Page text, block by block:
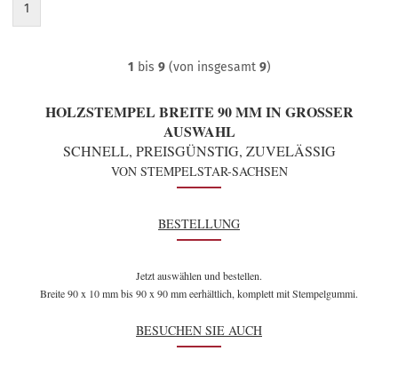
1
1 bis 9(von insgesamt 9)
HOLZSTEMPEL BREITE 90 MM IN GROSSER A
USWAHL
SCHNELL, PREISGÜNSTIG, ZUVELÄSSIG
VON STEMPELSTAR-SACHSEN
BESTELLUNG
Jetzt auswählen und bestellen.
Breite 90 x 10 mm bis 90 x 90 mm eerhältlich, komplett mit Stempelgummi.
BESUCHEN SIE AUCH